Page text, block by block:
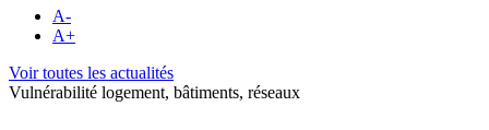
A-
A+
Voir toutes les actualités
Vulnérabilité logement, bâtiments, réseaux